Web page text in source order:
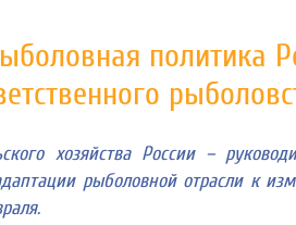
политика
хозяйства России –
рыболовной отрасли к